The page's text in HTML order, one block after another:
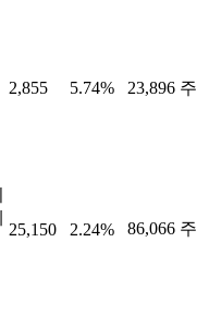
2,855 5.74% 23,896 주
25,150 2.24% 86,066 주